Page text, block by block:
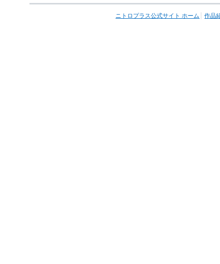
ニトロプラス公式サイト ホーム 作品